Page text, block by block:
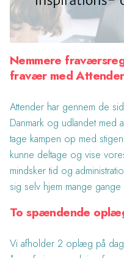
Nemmere
fravær med Attender
Attender har gennem de
Danmark og udlandet med
tage kampen op med
kunne deltage og vise
mindsker tid og
sig selv hjem mange
To spændende
Vi afholder 2 oplæg på